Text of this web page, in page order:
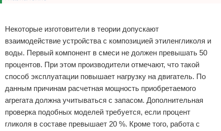
Некоторые изготовители в теории допускают
взаимодействие устройства с композицией этиленгликоля и
воды. Первый компонент в смеси не должен превышать 50
процентов. При этом производители отмечают, что такой
способ эксплуатации повышает нагрузку на двигатель. По
данным причинам расчетная мощность приобретаемого
агрегата должна учитываться с запасом. Дополнительная
проверка подобных моделей требуется, если процент
гликоля в составе превышает 20 %. Кроме того, работа с